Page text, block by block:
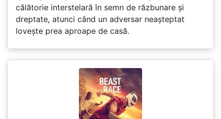
călătorie interstelară în semn de răzbunare și
dreptate, atunci când un adversar neașteptat
lovește prea aproape de casă.